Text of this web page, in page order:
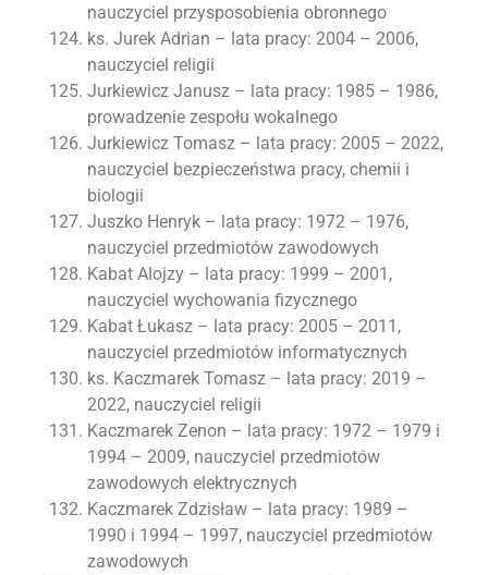
nauczyciel przysposobienia obronnego
ks. Jurek Adrian – lata pracy: 2004 – 2006,
nauczyciel religii
Jurkiewicz Janusz – lata pracy: 1985 – 1986,
prowadzenie zespołu wokalnego
Jurkiewicz Tomasz – lata pracy: 2005 – 2022,
nauczyciel bezpieczeństwa pracy, chemii i
biologii
Juszko Henryk – lata pracy: 1972 – 1976,
nauczyciel przedmiotów zawodowych
Kabat Alojzy – lata pracy: 1999 – 2001,
nauczyciel wychowania fizycznego
Kabat Łukasz – lata pracy: 2005 – 2011,
nauczyciel przedmiotów informatycznych
ks. Kaczmarek Tomasz – lata pracy: 2019 –
2022, nauczyciel religii
Kaczmarek Zenon – lata pracy: 1972 – 1979 i
1994 – 2009, nauczyciel przedmiotów
zawodowych elektrycznych
Kaczmarek Zdzisław – lata pracy: 1989 –
1990 i 1994 – 1997, nauczyciel przedmiotów
zawodowych